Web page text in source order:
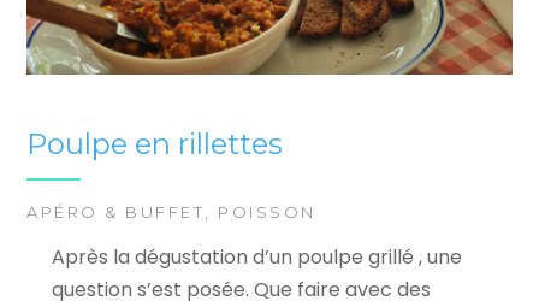
Poulpe en rillettes
APÉRO & BUFFET, POISSON
Après la dégustation d’un poulpe grillé , une
question s’est posée. Que faire avec des